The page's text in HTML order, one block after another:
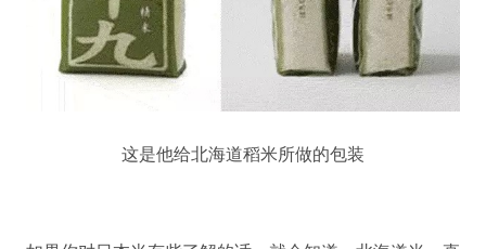
这是他给北海道稻米所做的包装